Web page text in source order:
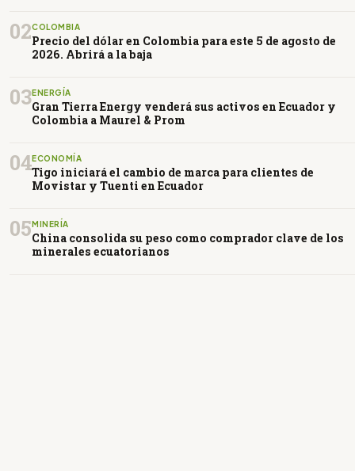
02COLOMBIA
Precio del dólar en Colombia para este 5 de agosto de
2026. Abrirá a la baja
03ENERGÍA
Gran Tierra Energy venderá sus activos en Ecuador y
Colombia a Maurel & Prom
04ECONOMÍA
Tigo iniciará el cambio de marca para clientes de
Movistar y Tuenti en Ecuador
05MINERÍA
China consolida su peso como comprador clave de los
minerales ecuatorianos